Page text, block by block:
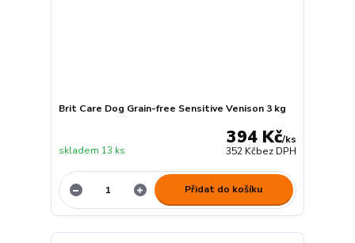
Brit Care Dog Grain-free Sensitive Venison 3 kg
394 Kč/ks
352 Kčbez DPH
skladem 13 ks
Přidat do košíku